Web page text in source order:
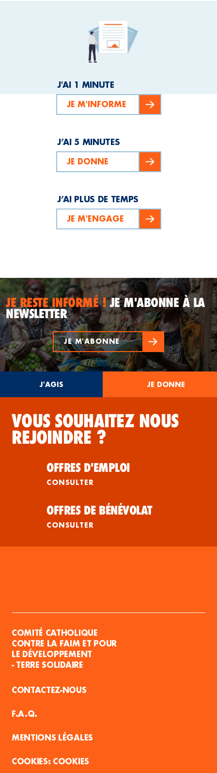
J'AI 1 MINUTE
JE M'INFORME
J’AI 5 MINUTES
JE DONNE
J’AI PLUS DE TEMPS
JE M'ENGAGE
JE RESTE INFORMÉ !JE M'ABONNE À LA
NEWSLETTER
JE M'ABONNE
J'AGIS JE DONNE
VOUS SOUHAITEZ NOUS
REJOINDRE ?
OFFRES D'EMPLOI
CONSULTER
OFFRES DE BÉNÉVOLAT
CONSULTER
COMITÉ CATHOLIQUE
CONTRE LA FAIM ET POUR
LE DÉVELOPPEMENT
- TERRE SOLIDAIRE
CONTACTEZ-NOUS
F.A.Q.
MENTIONS LÉGALES
COOKIES